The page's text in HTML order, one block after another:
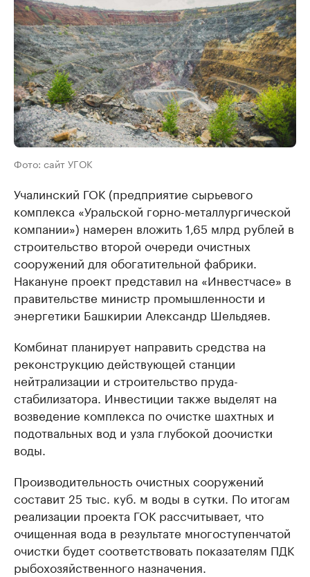
Фото: сайт УГОК
Учалинский ГОК (предприятие сырьевого
комплекса «Уральской горно-металлургической
компании») намерен вложить 1,65 млрд рублей в
строительство второй очереди очистных
сооружений для обогатительной фабрики.
Накануне проект представил на «Инвестчасе» в
правительстве министр промышленности и
энергетики Башкирии Александр Шельдяев.
Комбинат планирует направить средства на
реконструкцию действующей станции
нейтрализации и строительство пруда-
стабилизатора. Инвестиции также выделят на
возведение комплекса по очистке шахтных и
подотвальных вод и узла глубокой доочистки
воды.
Производительность очистных сооружений
составит 25 тыс. куб. м воды в сутки. По итогам
реализации проекта ГОК рассчитывает, что
очищенная вода в результате многоступенчатой
очистки будет соответствовать показателям ПДК
рыбохозяйственного назначения.